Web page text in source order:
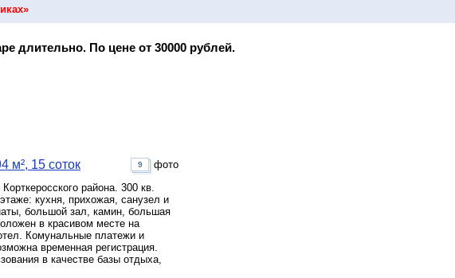
длительно. По цене от 30000 рублей.
м², 15 соток
района. 300 кв.
кухня, прихожая, санузел и
большой зал, камин, большая
в красивом месте на
Комунальные платежи и
временная регистрация.
в качестве базы отдыха,
9 фото